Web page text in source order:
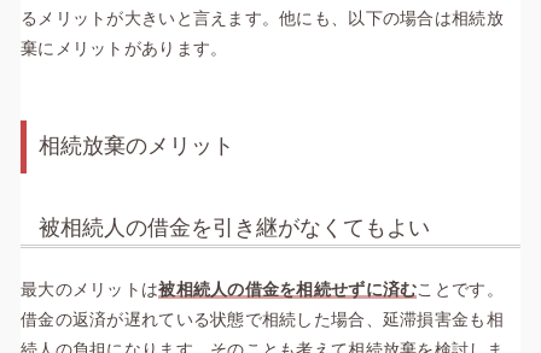
るメリットが大きいと言えます。他にも、以下の場合は相続放
棄にメリットがあります。
相続放棄のメリット
被相続人の借金を引き継がなくてもよい
最大のメリットは被相続人の借金を相続せずに済むことです。
借金の返済が遅れている状態で相続した場合、延滞損害金も相